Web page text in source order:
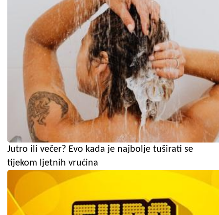
Jutro ili večer? Evo kada je najbolje tuširati se
tijekom ljetnih vrućina